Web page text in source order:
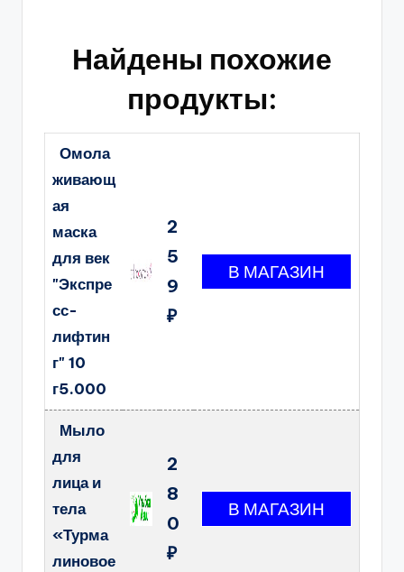
Найдены похожие
продукты:
Омола
живающ
ая
маска
для век
"Экспре
сс-
лифтин
г" 10
г5.000
2
5
9
₽
Мыло
для
лица и
тела
«Турма
линовое
2
8
0
₽